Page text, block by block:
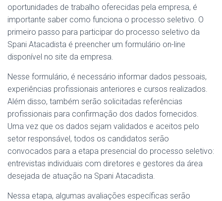
oportunidades de trabalho oferecidas pela empresa, é
importante saber como funciona o processo seletivo. O
primeiro passo para participar do processo seletivo da
Spani Atacadista é preencher um formulário on-line
disponível no site da empresa.
Nesse formulário, é necessário informar dados pessoais,
experiências profissionais anteriores e cursos realizados.
Além disso, também serão solicitadas referências
profissionais para confirmação dos dados fornecidos.
Uma vez que os dados sejam validados e aceitos pelo
setor responsável, todos os candidatos serão
convocados para a etapa presencial do processo seletivo:
entrevistas individuais com diretores e gestores da área
desejada de atuação na Spani Atacadista.
Nessa etapa, algumas avaliações específicas serão